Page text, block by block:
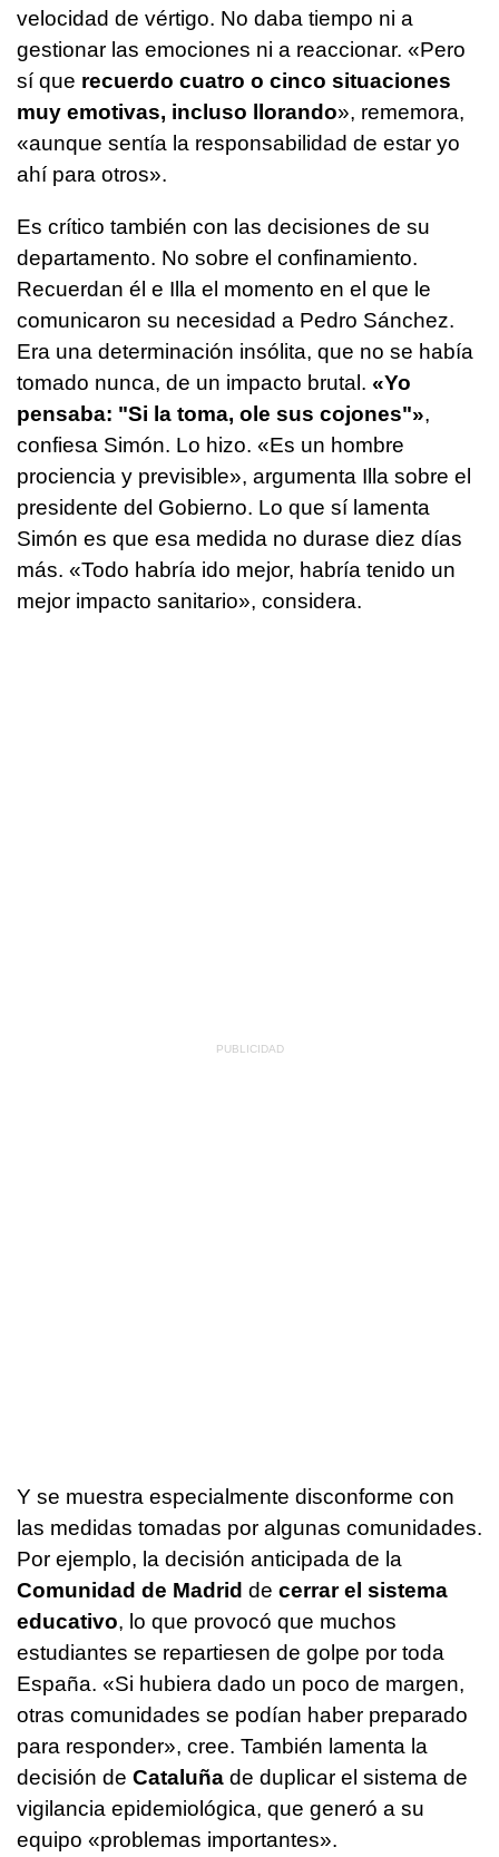
velocidad de vértigo. No daba tiempo ni a
gestionar las emociones ni a reaccionar. «Pero
sí que recuerdo cuatro o cinco situaciones
muy emotivas, incluso llorando», rememora,
«aunque sentía la responsabilidad de estar yo
ahí para otros».
Es crítico también con las decisiones de su
departamento. No sobre el confinamiento.
Recuerdan él e Illa el momento en el que le
comunicaron su necesidad a Pedro Sánchez.
Era una determinación insólita, que no se había
tomado nunca, de un impacto brutal. «Yo
pensaba: "Si la toma, ole sus cojones"»,
confiesa Simón. Lo hizo. «Es un hombre
prociencia y previsible», argumenta Illa sobre el
presidente del Gobierno. Lo que sí lamenta
Simón es que esa medida no durase diez días
más. «Todo habría ido mejor, habría tenido un
mejor impacto sanitario», considera.
Y se muestra especialmente disconforme con
las medidas tomadas por algunas comunidades.
Por ejemplo, la decisión anticipada de la
Comunidad de Madrid de cerrar el sistema
educativo, lo que provocó que muchos
estudiantes se repartiesen de golpe por toda
España. «Si hubiera dado un poco de margen,
otras comunidades se podían haber preparado
para responder», cree. También lamenta la
decisión de Cataluña de duplicar el sistema de
vigilancia epidemiológica, que generó a su
equipo «problemas importantes».